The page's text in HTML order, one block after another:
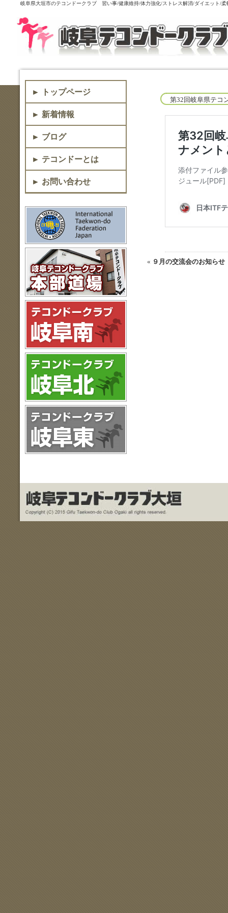
岐阜県大垣市のテコンドークラブ 習い事/健康維持/体力強化/ストレス解消/ダイエッ
► トップページ
► 新着情報
► ブログ
► テコンドーとは
► お問い合わせ
第32回岐阜県テコ
« ９月の交流会のお知らせ